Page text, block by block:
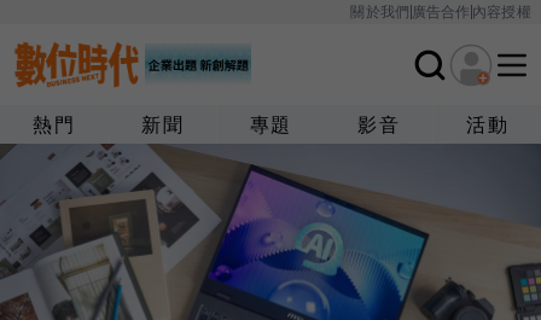
關於我們廣告合作內容授權
熱門 新聞 專題 影音 活動